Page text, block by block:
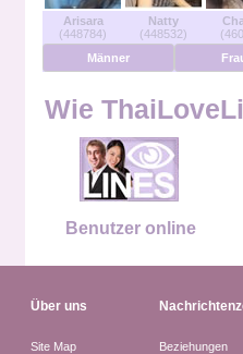
Arisara
(448784)
Natty
(448532)
Männer
Wie
Benutzer online
Über uns
Site Map
Beziehungen